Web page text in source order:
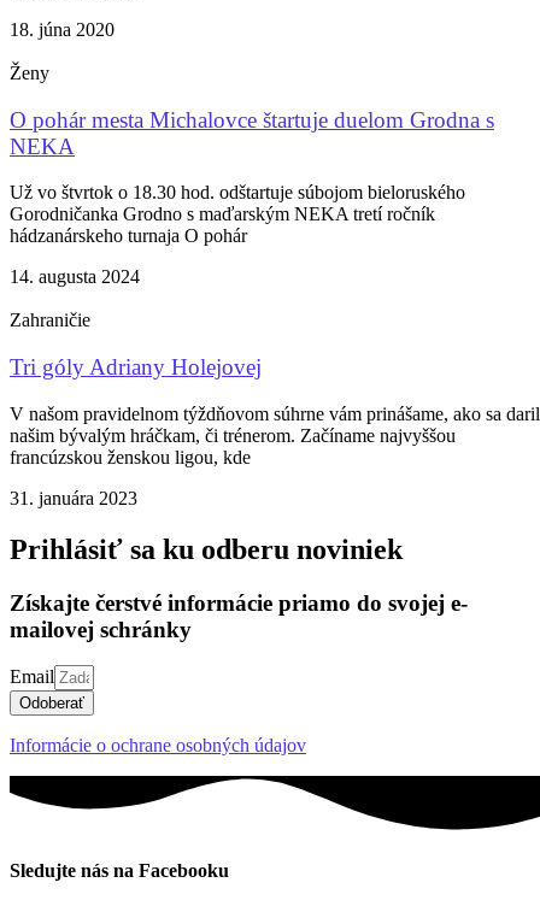
18. júna 2020
Ženy
O pohár mesta Michalovce štartuje duelom Grodna s
NEKA
Už vo štvrtok o 18.30 hod. odštartuje súbojom bieloruského
Gorodničanka Grodno s maďarským NEKA tretí ročník
hádzanárskeho turnaja O pohár
14. augusta 2024
Zahraničie
Tri góly Adriany Holejovej
V našom pravidelnom týždňovom súhrne vám prinášame, ako sa
našim bývalým hráčkam, či trénerom. Začíname najvyššou
francúzskou ženskou ligou, kde
31. januára 2023
Prihlásiť sa ku odberu noviniek
Získajte čerstvé informácie priamo do svojej e-
mailovej schránky
Email
Odoberať
Informácie o ochrane osobných údajov
Sledujte nás na Facebooku